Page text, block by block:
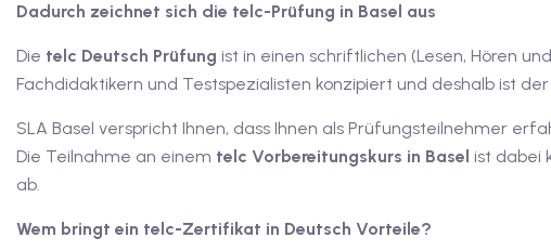
Dadurch zeichnet sich die telc-Prüfung in Basel aus
Die telc Deutsch Prüfung ist in einen schriftlichen (Lesen, Hören
Fachdidaktikern und Testspezialisten konzipiert und deshalb ist
SLA Basel verspricht Ihnen, dass Ihnen als Prüfungsteilnehmer
Die Teilnahme an einem telc Vorbereitungskurs in Basel ist dabei
ab.
Wem bringt ein telc-Zertifikat in Deutsch Vorteile?